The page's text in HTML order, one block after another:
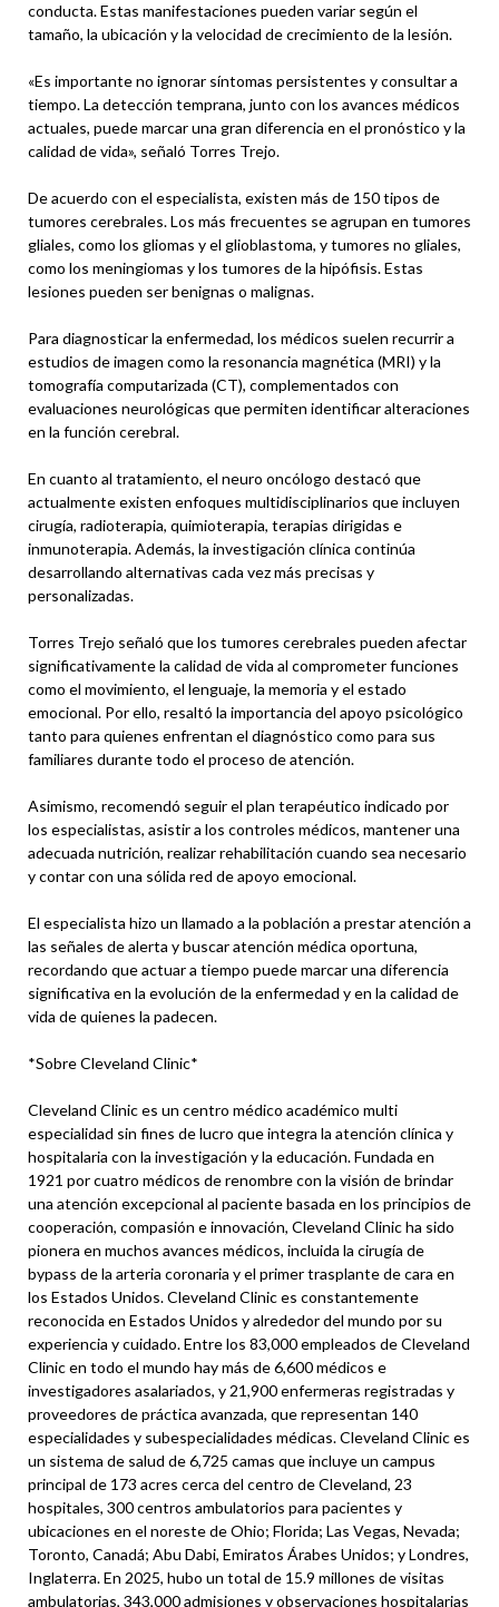
conducta. Estas manifestaciones pueden variar según el
tamaño, la ubicación y la velocidad de crecimiento de la lesión.
«Es importante no ignorar síntomas persistentes y consultar a
tiempo. La detección temprana, junto con los avances médicos
actuales, puede marcar una gran diferencia en el pronóstico y la
calidad de vida», señaló Torres Trejo.
De acuerdo con el especialista, existen más de 150 tipos de
tumores cerebrales. Los más frecuentes se agrupan en tumores
gliales, como los gliomas y el glioblastoma, y tumores no gliales,
como los meningiomas y los tumores de la hipófisis. Estas
lesiones pueden ser benignas o malignas.
Para diagnosticar la enfermedad, los médicos suelen recurrir a
estudios de imagen como la resonancia magnética (MRI) y la
tomografía computarizada (CT), complementados con
evaluaciones neurológicas que permiten identificar alteraciones
en la función cerebral.
En cuanto al tratamiento, el neuro oncólogo destacó que
actualmente existen enfoques multidisciplinarios que incluyen
cirugía, radioterapia, quimioterapia, terapias dirigidas e
inmunoterapia. Además, la investigación clínica continúa
desarrollando alternativas cada vez más precisas y
personalizadas.
Torres Trejo señaló que los tumores cerebrales pueden afectar
significativamente la calidad de vida al comprometer funciones
como el movimiento, el lenguaje, la memoria y el estado
emocional. Por ello, resaltó la importancia del apoyo psicológico
tanto para quienes enfrentan el diagnóstico como para sus
familiares durante todo el proceso de atención.
Asimismo, recomendó seguir el plan terapéutico indicado por
los especialistas, asistir a los controles médicos, mantener una
adecuada nutrición, realizar rehabilitación cuando sea necesario
y contar con una sólida red de apoyo emocional.
El especialista hizo un llamado a la población a prestar atención a
las señales de alerta y buscar atención médica oportuna,
recordando que actuar a tiempo puede marcar una diferencia
significativa en la evolución de la enfermedad y en la calidad de
vida de quienes la padecen.
*Sobre Cleveland Clinic*
Cleveland Clinic es un centro médico académico multi
especialidad sin fines de lucro que integra la atención clínica y
hospitalaria con la investigación y la educación. Fundada en
1921 por cuatro médicos de renombre con la visión de brindar
una atención excepcional al paciente basada en los principios de
cooperación, compasión e innovación, Cleveland Clinic ha sido
pionera en muchos avances médicos, incluida la cirugía de
bypass de la arteria coronaria y el primer trasplante de cara en
los Estados Unidos. Cleveland Clinic es constantemente
reconocida en Estados Unidos y alrededor del mundo por su
experiencia y cuidado. Entre los 83,000 empleados de Cleveland
Clinic en todo el mundo hay más de 6,600 médicos e
investigadores asalariados, y 21,900 enfermeras registradas y
proveedores de práctica avanzada, que representan 140
especialidades y subespecialidades médicas. Cleveland Clinic es
un sistema de salud de 6,725 camas que incluye un campus
principal de 173 acres cerca del centro de Cleveland, 23
hospitales, 300 centros ambulatorios para pacientes y
ubicaciones en el noreste de Ohio; Florida; Las Vegas, Nevada;
Toronto, Canadá; Abu Dabi, Emiratos Árabes Unidos; y Londres,
Inglaterra. En 2025, hubo un total de 15.9 millones de visitas
ambulatorias, 343,000 admisiones y observaciones hospitalarias